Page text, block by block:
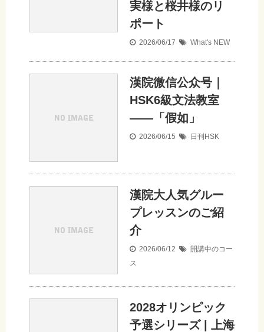
実様と桜井様のリ
ポート
2026/06/17 What's NEW
漢院微信公众号｜
HSK6級文法教室
——「假如」
2026/06/15 日刊HSK
漢院大人気グルー
プレッスンのご紹
介
2026/06/12
開講中のコー
ス
2028オリンピック
予選シリーズ | 上海